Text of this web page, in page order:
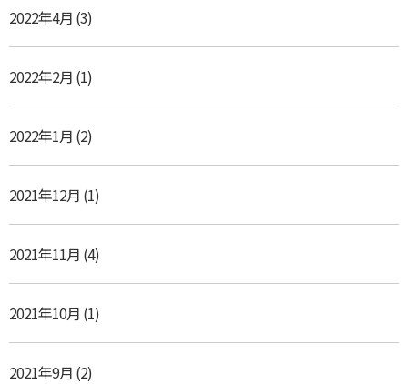
2022年4月 (3)
2022年2月 (1)
2022年1月 (2)
2021年12月 (1)
2021年11月 (4)
2021年10月 (1)
2021年9月 (2)